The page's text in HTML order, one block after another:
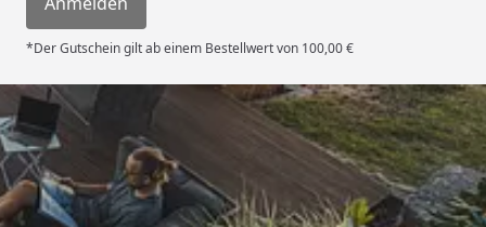
Wand, Dach und Boden
Naturbelassen
Pfosten
4 Stück - 6,8 × 6,8
cm, Massivholz
(Turm)
*Der Gutschein gilt ab einem Bestellwert von 100,00 €
Trusted Shops
4,67/ 5